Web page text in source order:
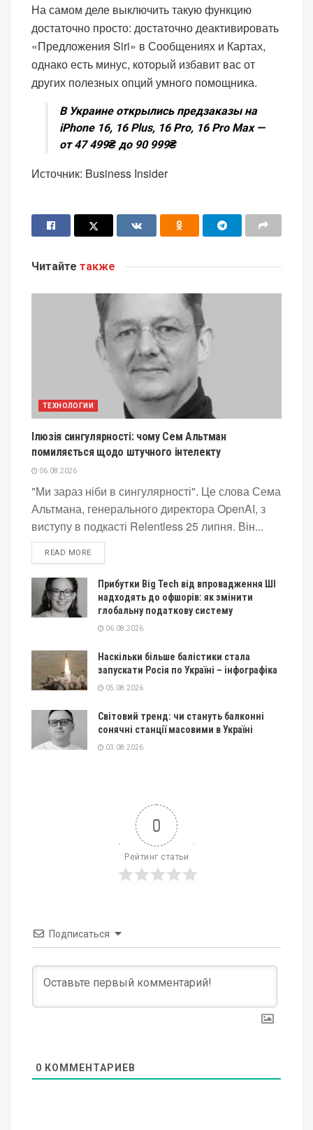
На самом деле выключить такую функцию
достаточно просто: достаточно деактивировать
«Предложения Siri» в Сообщениях и Картах,
однако есть минус, который избавит вас от
других полезных опций умного помощника.
В Украине открылись предзаказы на
iPhone 16, 16 Plus, 16 Pro, 16 Pro Max —
от 47 499₴ до 90 999₴
Источник: Business Insider
Читайте также
ТЕХНОЛОГИИ
Ілюзія сингулярності: чому Сем Альтман
помиляється щодо штучного інтелекту
06.08.2026
"Ми зараз ніби в сингулярності". Це слова Сема
Альтмана, генерального директора OpenAI, з
виступу в подкасті Relentless 25 липня. Він...
READ MOREDETAILS
Прибутки Big Tech від впровадження ШІ
надходять до офшорів: як змінити
глобальну податкову систему
06.08.2026
Наскільки більше балістики стала
запускати Росія по Україні – інфографіка
05.08.2026
Світовий тренд: чи стануть балконні
сонячні станції масовими в Україні
03.08.2026
0
Рейтинг статьи
Подписаться
0 КОММЕНТАРИЕВ